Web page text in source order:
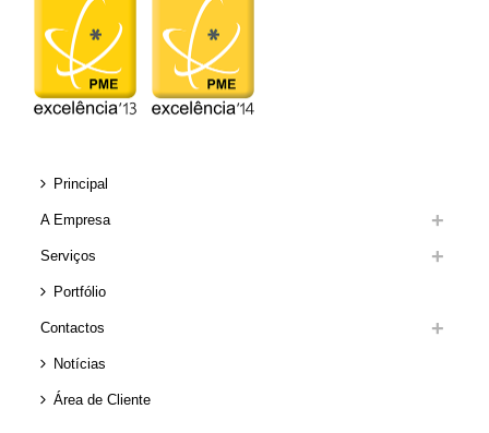
Principal
A Empresa
Serviços
Portfólio
Contactos
Notícias
Área de Cliente